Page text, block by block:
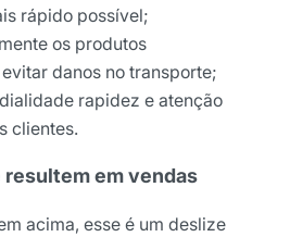
rápido possível;
os produtos
danos no transporte;
rapidez e atenção
clientes.
em vendas
acima, esse é um deslize